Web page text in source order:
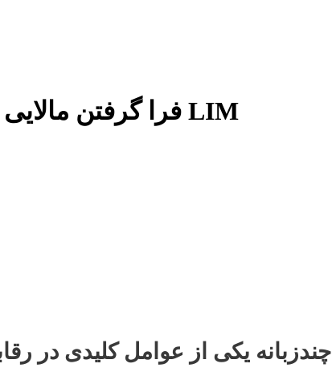
فرا گرفتن مالایی برای اهداف تحصیلی با LIM
چندزبانه یکی از عوامل کلیدی در